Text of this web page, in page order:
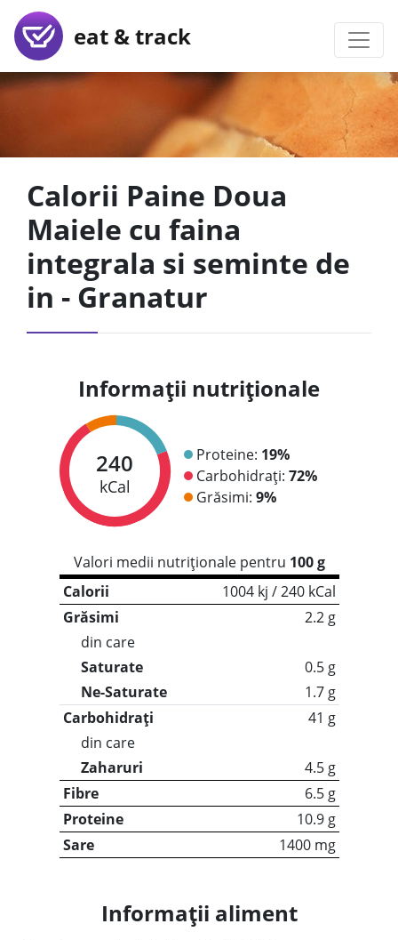
eat & track
Calorii Paine Doua
Maiele cu faina
integrala si seminte de
in - Granatur
Informații nutriționale
240
kCal
Proteine: 19%
Carbohidrați: 72%
Grăsimi: 9%
Valori medii nutriționale pentru 100 g
Calorii
1004 kj / 240 kCal
Grăsimi
2.2 g
din care
Saturate
0.5 g
Ne-Saturate
1.7 g
Carbohidrați
41 g
din care
Zaharuri
4.5 g
Fibre
6.5 g
Proteine
10.9 g
Sare
1400 mg
Informații aliment